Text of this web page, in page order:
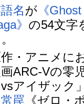
名が 《
》 の54文字
作・アニメに
ARC-Vの零
vsアイザック
罠 《ゼロ・